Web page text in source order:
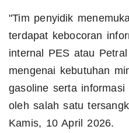
"Tim penyidik
terdapat kebocoran
internal PES atau
mengenai kebutuhan
gasoline serta
oleh salah satu
Kamis, 10 April 2026.